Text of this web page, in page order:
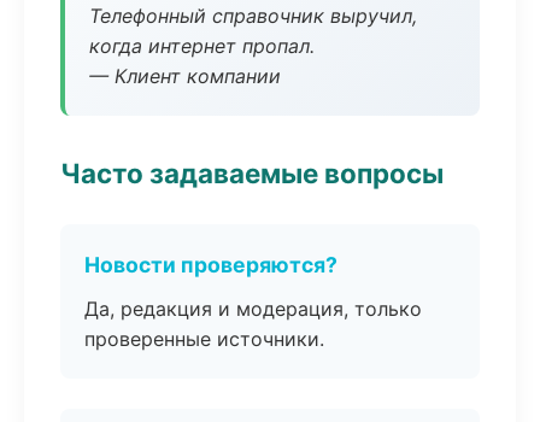
Телефонный справочник выручил,
когда интернет пропал.
— Клиент компании
Часто задаваемые вопросы
Новости проверяются?
Да, редакция и модерация, только
проверенные источники.